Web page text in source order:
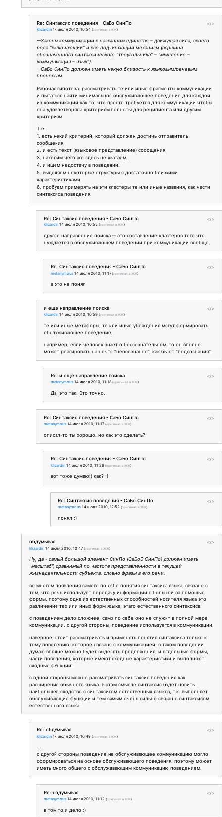
</>
Re: Синтаксис поведения - СаБо СинПо
klizardin 14 июля 2010, 10:54 (оригинал в ЖЖ)
--Законы коммуникации в названном единстве – движущая сила, своего
рода “включающий” и все подчиняющий механизм (вершина
обозначенного синтаксического “треугольника” – “мышление –
коммуникация – язык”).
--СаБо СинПо должен иметь некую близость к языковым/речевым
процессам.
Рабочая гипотеза: рассматривать те или иные фрагменты коммуникации
и пытаться найти минимальное обслуживающее поведение для каждой
из коммуникаций как то, что просто требуется для коммуникации чтобы
она удовлетворяла критериям полноты для реципиента или другим
критериям.
Т.е.
1. есть некий критерий, который должен достичь отправитель
сообщения,
2. и есть текст (языковое представление) сообщения
3. находим чего же здесь не хватаем,
4. и ищем недостачу в поведении.
5. выделяем некоторые структуры с достаточно близкими
характеристиками
6. пробуем примерять на эти кластеры те или иные названия, как части
синтаксиса поведения.
</>
Re: Синтаксис поведения - СаБо СинПо
klizardin 14 июля 2010, 10:55 (оригинал в ЖЖ)
другое направление поиска -- это составление кластеров того что
нуждается в обслуживающем поведении при коммуникации вообще.
</>
Re: Синтаксис поведения - СаБо СинПо
metanymous 14 июля 2010, 11:17 (оригинал в ЖЖ)
а это не понял
</>
и еще направление поиска
klizardin 14 июля 2010, 10:59 (оригинал в ЖЖ)
те или иные метафоры, те или иные убеждения могут формировать
обслуживающее поведение.
например, если человек знает о бессознательном, то он вполне
может реагировать на нечто "неосознанно", как бы от "подсознания".
</>
Re: и еще направление поиска
metanymous 14 июля 2010, 11:18 (оригинал в ЖЖ)
Да, это так. Это точно.
</>
Re: Синтаксис поведения - СаБо СинПо
metanymous 14 июля 2010, 11:17 (оригинал в ЖЖ)
описал-то ты хорошо. но как это сделать?
</>
Re: Синтаксис поведения - СаБо СинПо
klizardin 14 июля 2010, 11:26 (оригинал в ЖЖ)
вот тоже думаю:) как? :)
</>
Re: Синтаксис поведения - СаБо СинПо
metanymous 14 июля 2010, 12:52 (оригинал в ЖЖ)
понял :)
</>
обдумывая
klizardin 14 июля 2010, 10:47 (оригинал в ЖЖ)
Ну, да - самый большой элемент СинПо (СаБоЭ СинПо) должен иметь
"масштаб", сравнимый по частоте представленности в текущей
жизнедеятельности субъекта, словно фразы в его речи.
во многом появления самого по себе понятия синтаксиса языка, связано с
тем, что речь использует передачу информации с большой ээ помощью
формы. поэтому одна из естественных способностей носителя языка это
различение тех или иных форм языка, этаго естественного синтаксиса.
с поведением дело сложнее, само по себе оно не служит в полной мере
коммуникации. с другой стороны, поведение используется в коммуникации.
наверное, стоит рассматривать и применять понятия синтаксиса только к
тому поведению, которое связано с коммуникацией. в таком поведении
думаю вполне можно будет выделять предложения, и отдельные формы,
части поведения, которые имеют сходные характеристики и выполняют
сходные функции.
с одной стороны можно рассматривать синтаксис поведения как
расширение обычного языка. в этом смысле синтаксис будет носить
наибольшее сходство с синтаксисом естественных языков, т.к. выполняет
обслуживающие функции и тем самым очень сильно связан с синтаксисом
естественного языка.
</>
Re: обдумывая
klizardin 14 июля 2010, 10:49 (оригинал в ЖЖ)
с другой стороны поведение не обслуживающее коммуникацию могло
сформироваться на основе обслуживающего поведения. поэтому может
иметь много общего с обслуживающим коммуникацию поведением.
</>
Re: обдумывая
metanymous 14 июля 2010, 11:12 (оригинал в ЖЖ)
в том то и дело :)